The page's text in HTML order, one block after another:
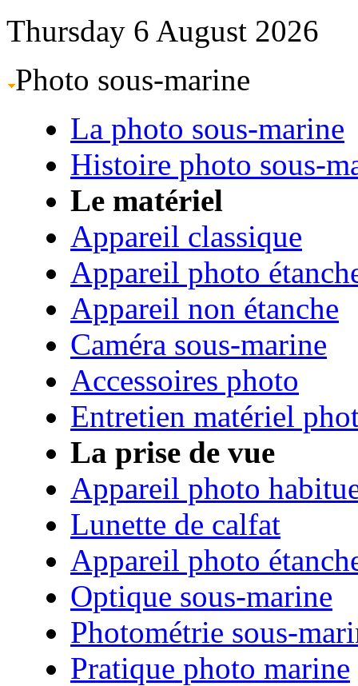
Thursday 6 August 2026
Photo sous-marine
La photo sous-marine
Histoire photo sous-
Le matériel
Appareil classique
Appareil photo
Appareil non étanche
Caméra sous-marine
Accessoires photo
Entretien matériel
La prise de vue
Appareil photo
Lunette de calfat
Appareil photo
Optique sous-marine
Photométrie sous-
Pratique photo marine